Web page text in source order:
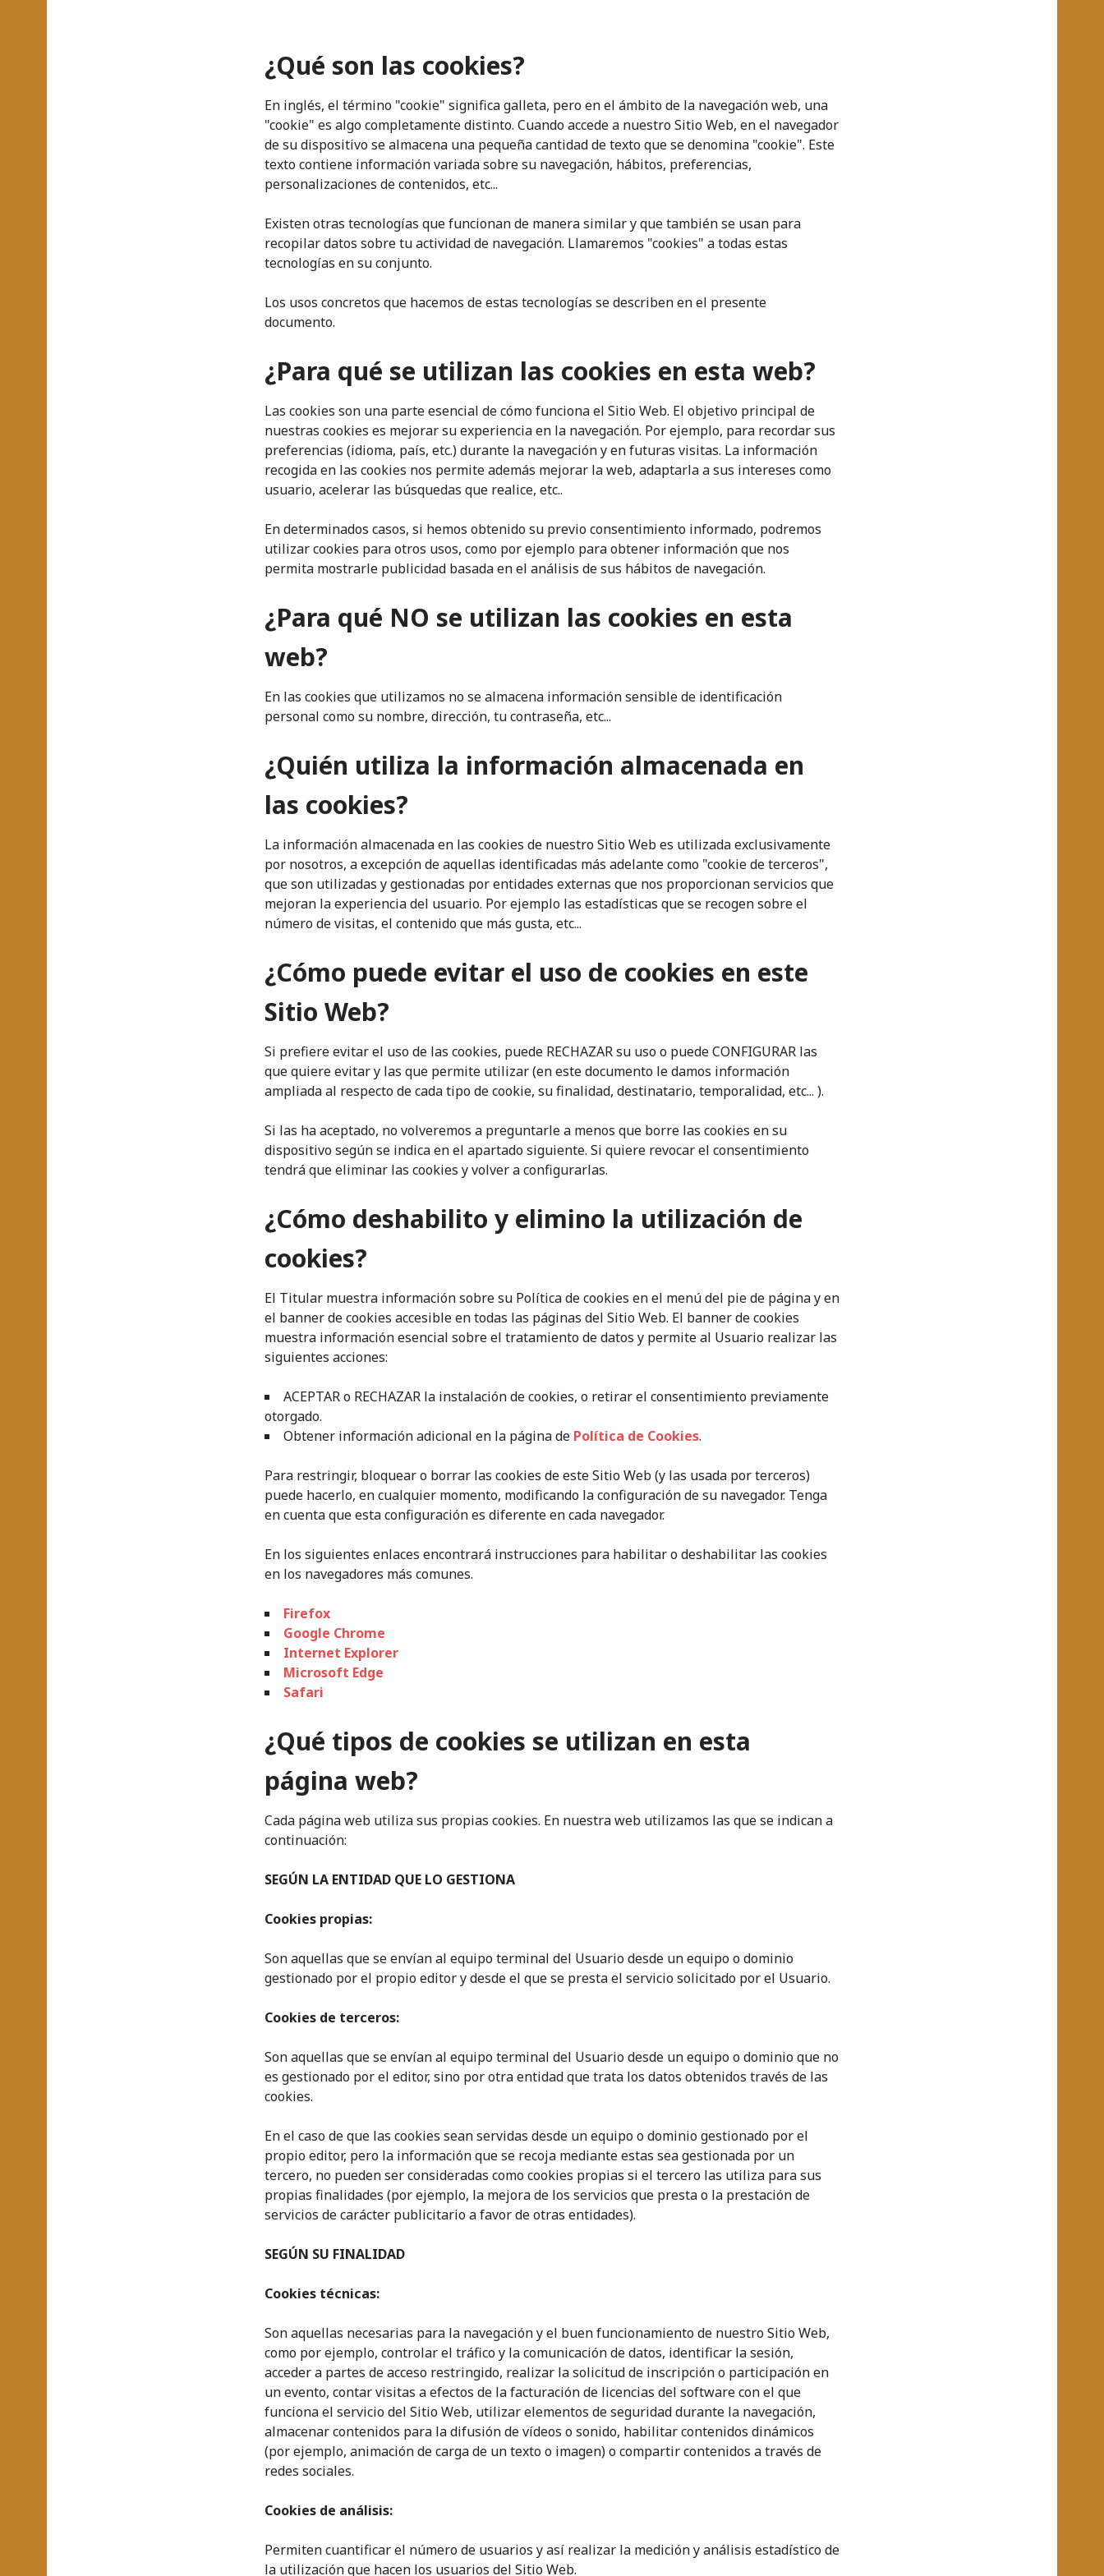
¿Qué son las cookies?
En inglés, el término "cookie" significa galleta, pero en el ámbito de la navegación web, una
"cookie" es algo completamente distinto. Cuando accede a nuestro Sitio Web, en el navegador
de su dispositivo se almacena una pequeña cantidad de texto que se denomina "cookie". Este
texto contiene información variada sobre su navegación, hábitos, preferencias,
personalizaciones de contenidos, etc...
Existen otras tecnologías que funcionan de manera similar y que también se usan para
recopilar datos sobre tu actividad de navegación. Llamaremos "cookies" a todas estas
tecnologías en su conjunto.
Los usos concretos que hacemos de estas tecnologías se describen en el presente
documento.
¿Para qué se utilizan las cookies en esta web?
Las cookies son una parte esencial de cómo funciona el Sitio Web. El objetivo principal de
nuestras cookies es mejorar su experiencia en la navegación. Por ejemplo, para recordar sus
preferencias (idioma, país, etc.) durante la navegación y en futuras visitas. La información
recogida en las cookies nos permite además mejorar la web, adaptarla a sus intereses como
usuario, acelerar las búsquedas que realice, etc..
En determinados casos, si hemos obtenido su previo consentimiento informado, podremos
utilizar cookies para otros usos, como por ejemplo para obtener información que nos
permita mostrarle publicidad basada en el análisis de sus hábitos de navegación.
¿Para qué NO se utilizan las cookies en esta
web?
En las cookies que utilizamos no se almacena información sensible de identificación
personal como su nombre, dirección, tu contraseña, etc...
¿Quién utiliza la información almacenada en
las cookies?
La información almacenada en las cookies de nuestro Sitio Web es utilizada exclusivamente
por nosotros, a excepción de aquellas identificadas más adelante como "cookie de terceros",
que son utilizadas y gestionadas por entidades externas que nos proporcionan servicios que
mejoran la experiencia del usuario. Por ejemplo las estadísticas que se recogen sobre el
número de visitas, el contenido que más gusta, etc...
¿Cómo puede evitar el uso de cookies en este
Sitio Web?
Si prefiere evitar el uso de las cookies, puede RECHAZAR su uso o puede CONFIGURAR las
que quiere evitar y las que permite utilizar (en este documento le damos información
ampliada al respecto de cada tipo de cookie, su finalidad, destinatario, temporalidad, etc... ).
Si las ha aceptado, no volveremos a preguntarle a menos que borre las cookies en su
dispositivo según se indica en el apartado siguiente. Si quiere revocar el consentimiento
tendrá que eliminar las cookies y volver a configurarlas.
¿Cómo deshabilito y elimino la utilización de
cookies?
El Titular muestra información sobre su Política de cookies en el menú del pie de página y en
el banner de cookies accesible en todas las páginas del Sitio Web. El banner de cookies
muestra información esencial sobre el tratamiento de datos y permite al Usuario realizar las
siguientes acciones:
ACEPTAR o RECHAZAR la instalación de cookies, o retirar el consentimiento previamente
otorgado.
Obtener información adicional en la página de Política de Cookies.
Para restringir, bloquear o borrar las cookies de este Sitio Web (y las usada por terceros)
puede hacerlo, en cualquier momento, modificando la configuración de su navegador. Tenga
en cuenta que esta configuración es diferente en cada navegador.
En los siguientes enlaces encontrará instrucciones para habilitar o deshabilitar las cookies
en los navegadores más comunes.
Firefox
Google Chrome
Internet Explorer
Microsoft Edge
Safari
¿Qué tipos de cookies se utilizan en esta
página web?
Cada página web utiliza sus propias cookies. En nuestra web utilizamos las que se indican a
continuación:
SEGÚN LA ENTIDAD QUE LO GESTIONA
Cookies propias:
Son aquellas que se envían al equipo terminal del Usuario desde un equipo o dominio
gestionado por el propio editor y desde el que se presta el servicio solicitado por el Usuario.
Cookies de terceros:
Son aquellas que se envían al equipo terminal del Usuario desde un equipo o dominio que no
es gestionado por el editor, sino por otra entidad que trata los datos obtenidos través de las
cookies.
En el caso de que las cookies sean servidas desde un equipo o dominio gestionado por el
propio editor, pero la información que se recoja mediante estas sea gestionada por un
tercero, no pueden ser consideradas como cookies propias si el tercero las utiliza para sus
propias finalidades (por ejemplo, la mejora de los servicios que presta o la prestación de
servicios de carácter publicitario a favor de otras entidades).
SEGÚN SU FINALIDAD
Cookies técnicas:
Son aquellas necesarias para la navegación y el buen funcionamiento de nuestro Sitio Web,
como por ejemplo, controlar el tráfico y la comunicación de datos, identificar la sesión,
acceder a partes de acceso restringido, realizar la solicitud de inscripción o participación en
un evento, contar visitas a efectos de la facturación de licencias del software con el que
funciona el servicio del Sitio Web, utilizar elementos de seguridad durante la navegación,
almacenar contenidos para la difusión de vídeos o sonido, habilitar contenidos dinámicos
(por ejemplo, animación de carga de un texto o imagen) o compartir contenidos a través de
redes sociales.
Cookies de análisis:
Permiten cuantificar el número de usuarios y así realizar la medición y análisis estadístico de
la utilización que hacen los usuarios del Sitio Web.